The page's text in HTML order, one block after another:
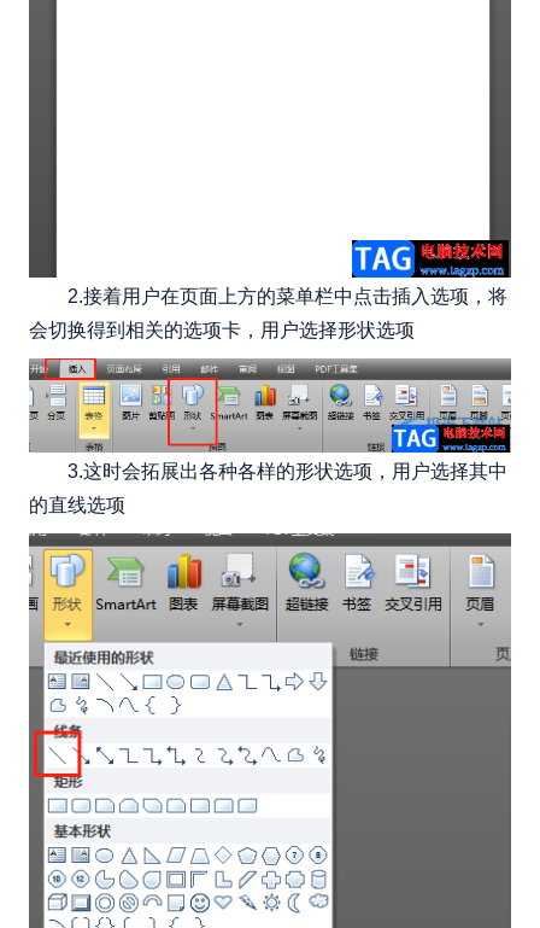
2.接着用户在页面上方的菜单栏中点击插入选项，将
会切换得到相关的选项卡，用户选择形状选项
3.这时会拓展出各种各样的形状选项，用户选择其中
的直线选项